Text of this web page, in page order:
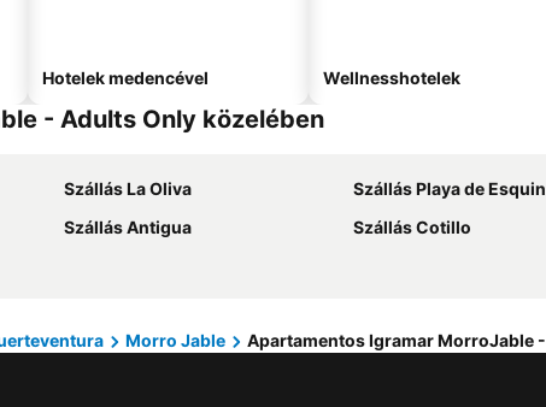
Hotelek medencével Wellnesshotelek
- Adults Only közelében
Szállás La Oliva
Szállás Playa de
Szállás Antigua
Szállás Cotillo
Morro Jable Apartamentos Igramar MorroJable